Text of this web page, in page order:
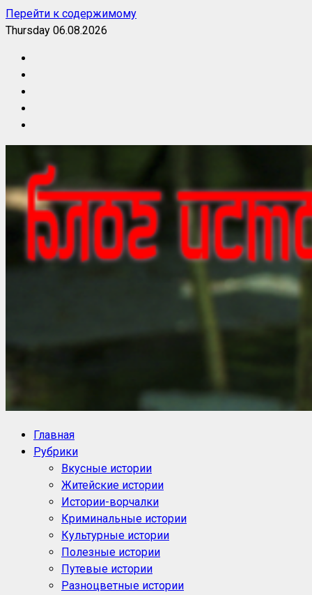
Перейти к содержимому
Thursday 06.08.2026
Блог историй NoorySan
Главная
Рубрики
Вкусные истории
Житейские истории
Истории-ворчалки
Криминальные истории
Культурные истории
Полезные истории
Путевые истории
Разноцветные истории